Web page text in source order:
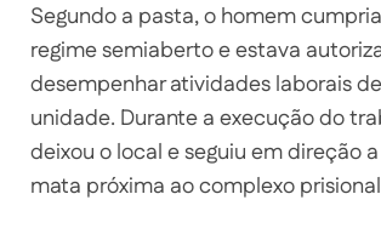
Segundo a pasta, o homem
regime semiaberto e estava
desempenhar atividades laborais
unidade. Durante a execução do
deixou o local e seguiu em direção
mata próxima ao complexo